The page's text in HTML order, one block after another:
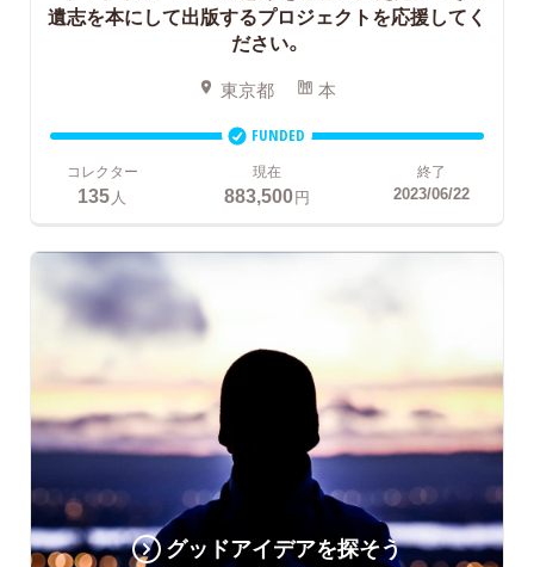
遺志を本にして出版するプロジェクトを応援してく
ださい。
東京都 本
FUNDED
コレクター
135 人
現在
883,500円
終了
2023/06/22
グッドアイデアを探そう